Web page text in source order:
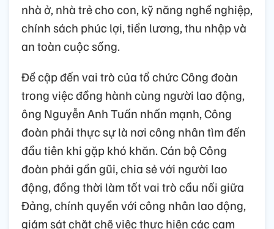
nhà ở, nhà trẻ cho con, kỹ năng nghề nghiệp,
chính sách phúc lợi, tiền lương, thu nhập và
an toàn cuộc sống.
Đề cập đến vai trò của tổ chức Công đoàn
trong việc đồng hành cùng người lao động,
ông Nguyễn Anh Tuấn nhấn mạnh, Công
đoàn phải thực sự là nơi công nhân tìm đến
đầu tiên khi gặp khó khăn. Cán bộ Công
đoàn phải gần gũi, chia sẻ với người lao
động, đồng thời làm tốt vai trò cầu nối giữa
Đảng, chính quyền với công nhân lao động,
giám sát chặt chẽ việc thực hiện các cam